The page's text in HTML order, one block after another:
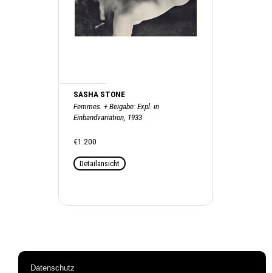
SASHA STONE
Femmes. + Beigabe: Expl. in
Einbandvariation, 1933
€1.200
Detailansicht
Datenschutz